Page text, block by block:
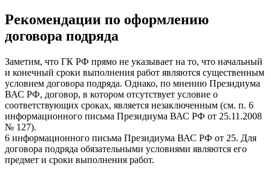
Рекомендации по оформлению
договора подряда
Заметим, что ГК РФ прямо не указывает на то, что начальный
и конечный сроки выполнения работ являются существенным
условием договора подряда. Однако, по мнению Президиума
ВАС РФ, договор, в котором отсутствует условие о
соответствующих сроках, является незаключенным (см. п. 6
информационного письма Президиума ВАС РФ от 25.11.2008
№ 127).
6 информационного письма Президиума ВАС РФ от 25. Для
договора подряда обязательными условиями являются его
предмет и сроки выполнения работ.